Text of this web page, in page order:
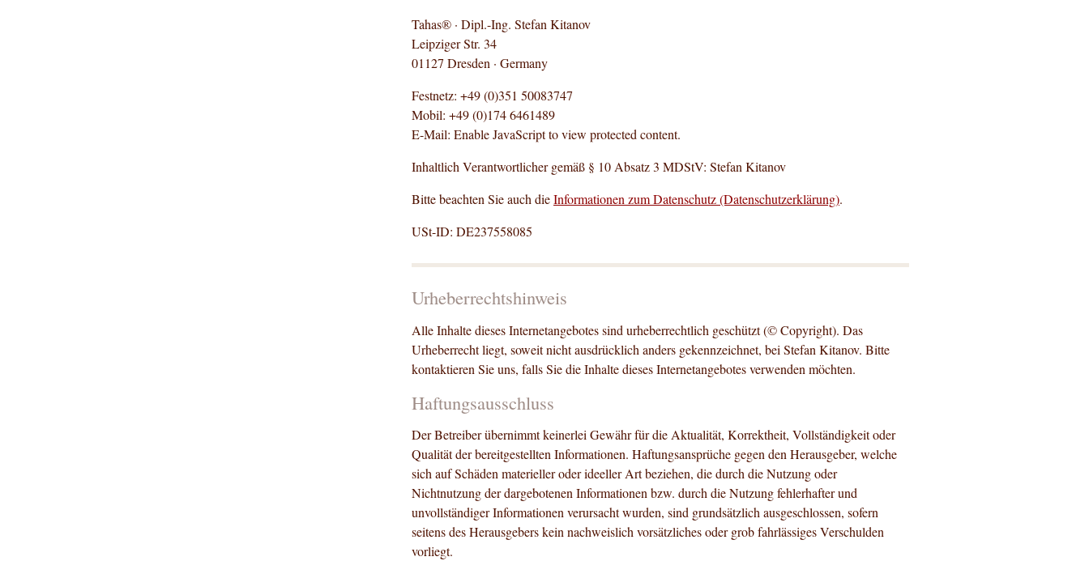
Tahas® · Dipl.-Ing. Stefan Kitanov
Leipziger Str. 34
01127 Dresden · Germany
Festnetz: +49 (0)351 50083747
Mobil: +49 (0)174 6461489
E-Mail: Enable JavaScript to view protected content.
Inhaltlich Verantwortlicher gemäß § 10 Absatz 3 MDStV: Stefan Kitanov
Bitte beachten Sie auch dieInformationen zum Datenschutz (Datenschutzerklärung).
USt-ID: DE237558085
Urheberrechtshinweis
Alle Inhalte dieses Internetangebotes sind urheberrechtlich geschützt (© Copyright). Das
Urheberrecht liegt, soweit nicht ausdrücklich anders gekennzeichnet, bei Stefan Kitanov. Bitte
kontaktieren Sie uns, falls Sie die Inhalte dieses Internetangebotes verwenden möchten.
Haftungsausschluss
Der Betreiber übernimmt keinerlei Gewähr für die Aktualität, Korrektheit, Vollständigkeit oder
Qualität der bereitgestellten Informationen. Haftungsansprüche gegen den Herausgeber, welche
sich auf Schäden materieller oder ideeller Art beziehen, die durch die Nutzung oder
Nichtnutzung der dargebotenen Informationen bzw. durch die Nutzung fehlerhafter und
unvollständiger Informationen verursacht wurden, sind grundsätzlich ausgeschlossen, sofern
seitens des Herausgebers kein nachweislich vorsätzliches oder grob fahrlässiges Verschulden
vorliegt.